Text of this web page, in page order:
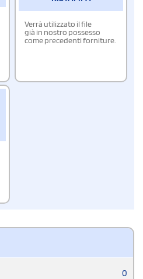
Verrà utilizzato il file
già in nostro possesso
come precedenti forniture.
0